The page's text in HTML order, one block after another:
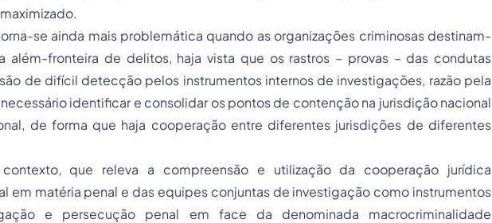
se ainda mais problemática quando as organizações criminosas destinam-
além-fronteira de delitos, haja vista que os rastros – provas – das condutas
de difícil detecção pelos instrumentos internos de investigações, razão pela
identificar e consolidar os pontos de contenção na jurisdição nacional
de forma que haja cooperação entre diferentes jurisdições de diferentes
que releva a compreensão e utilização da cooperação jurídica
em matéria penal e das equipes conjuntas de investigação como instrumentos
e persecução penal em face da denominada macrocriminalidade